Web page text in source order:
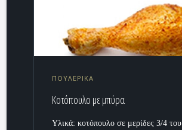
ΠΟΥΛΕΡΙΚΑ
Κοτόπουλο με μπύρα
Υλικά: κοτόπουλο σε μερίδες 3/4 του